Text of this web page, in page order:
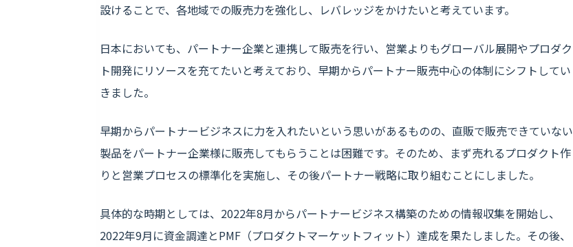
設けることで、各地域での販売力を強化し、レバレッジをかけたいと考えています。
日本においても、パートナー企業と連携して販売を行い、営業よりもグローバル展開やプロダク
ト開発にリソースを充てたいと考えており、早期からパートナー販売中心の体制にシフトしてい
きました。
早期からパートナービジネスに力を入れたいという思いがあるものの、直販で販売できていない
製品をパートナー企業様に販売してもらうことは困難です。そのため、まず売れるプロダクト作
りと営業プロセスの標準化を実施し、その後パートナー戦略に取り組むことにしました。
具体的な時期としては、2022年8月からパートナービジネス構築のための情報収集を開始し、
2022年9月に資金調達とPMF（プロダクトマーケットフィット）達成を果たしました。その後、